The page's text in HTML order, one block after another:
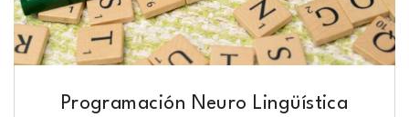
Programación Neuro Lingüística​